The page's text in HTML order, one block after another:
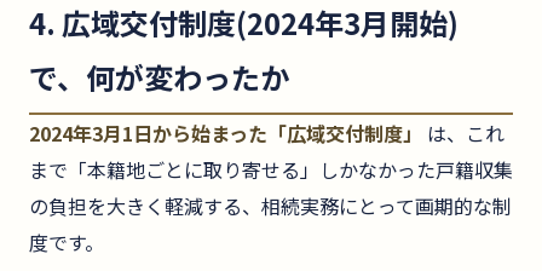
4. 広域交付制度(2024年3月開始)
で、何が変わったか
2024年3月1日から始まった「広域交付制度」
は、これ
まで「本籍地ごとに取り寄せる」しかなかった戸籍収集
の負担を大きく軽減する、相続実務にとって画期的な制
度です。